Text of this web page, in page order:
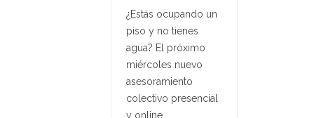
¿Estás ocupando un
piso y no tienes
agua? El próximo
miércoles nuevo
asesoramiento
colectivo presencial
y online